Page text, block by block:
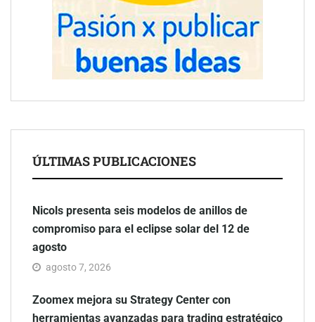
ÚLTIMAS PUBLICACIONES
Nicols presenta seis modelos de anillos de
compromiso para el eclipse solar del 12 de
agosto
agosto 7, 2026
Zoomex mejora su Strategy Center con
herramientas avanzadas para trading estratégico